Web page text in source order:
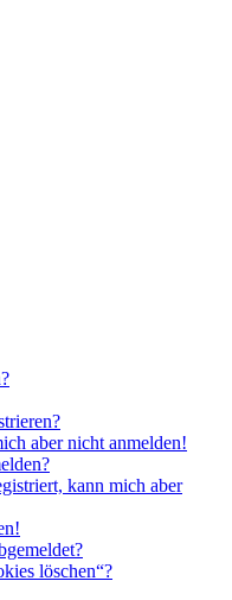
aber nicht anmelden!
kann mich aber
löschen“?